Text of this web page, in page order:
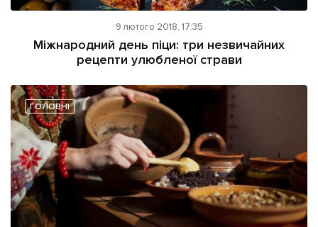
9 лютого 2018, 17:35
Міжнародний день піци: три незвичайних
рецепти улюбленої страви
ГОЛОВНІ